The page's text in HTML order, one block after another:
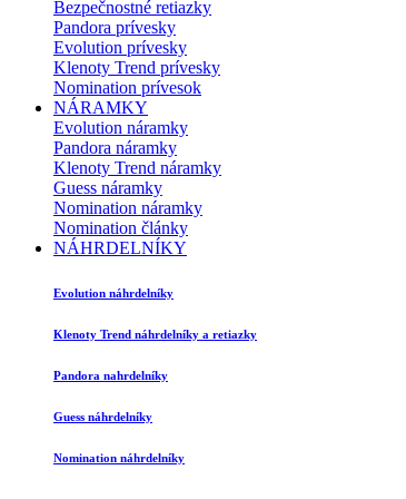
Bezpečnostné retiazky
Pandora prívesky
Evolution prívesky
Klenoty Trend prívesky
Nomination prívesok
NÁRAMKY
Evolution náramky
Pandora náramky
Klenoty Trend náramky
Guess náramky
Nomination náramky
Nomination články
NÁHRDELNÍKY
Evolution náhrdelníky
Klenoty Trend náhrdelníky a retiazky
Pandora nahrdelníky
Guess náhrdelníky
Nomination náhrdelníky